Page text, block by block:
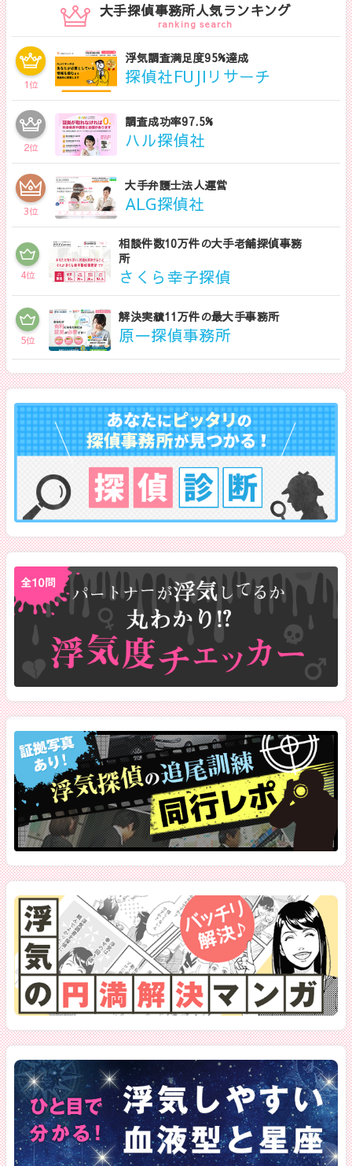
大手探偵事務所人気ランキング
ranking search
1位
浮気調査満足度95%達成
探偵社FUJIリサーチ
2位
調査成功率97.5%
ハル探偵社
3位
大手弁護士法人運営
ALG探偵社
4位
相談件数10万件の大手老舗探偵事務
所
さくら幸子探偵
5位
解決実績11万件の最大手事務所
原一探偵事務所